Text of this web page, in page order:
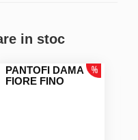
in stoc
PANTOFI DAMA
FIORE FINO